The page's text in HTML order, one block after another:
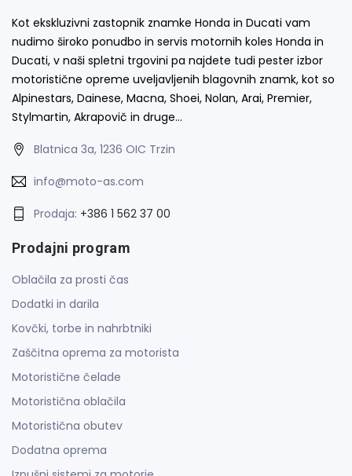
Kot ekskluzivni zastopnik znamke Honda in Ducati vam
nudimo široko ponudbo in servis motornih koles Honda in
Ducati, v naši spletni trgovini pa najdete tudi pester izbor
motoristične opreme uveljavljenih blagovnih znamk, kot so
Alpinestars, Dainese, Macna, Shoei, Nolan, Arai, Premier,
Stylmartin, Akrapovič in druge…
Blatnica 3a, 1236 OIC Trzin
info@moto-as.com
Prodaja: +386 1 562 37 00
Prodajni program
Oblačila za prosti čas
Dodatki in darila
Kovčki, torbe in nahrbtniki
Zaščitna oprema za motorista
Motoristične čelade
Motoristična oblačila
Motoristična obutev
Dodatna oprema